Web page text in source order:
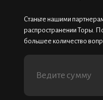
Станьте нашими
распространении Торы.
большее количество